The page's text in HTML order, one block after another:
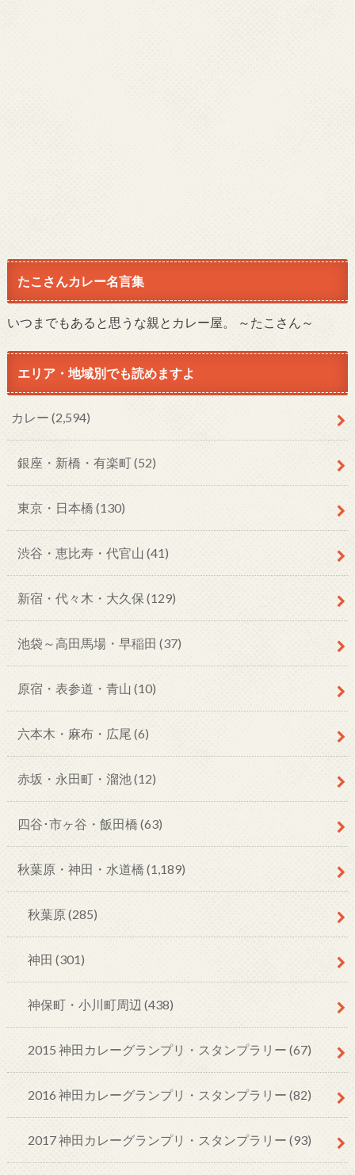
たこさんカレー名言集
いつまでもあると思うな親とカレー屋。 ～たこさん～
エリア・地域別でも読めますよ
カレー (2,594)
銀座・新橋・有楽町(52)
東京・日本橋 (130)
渋谷・恵比寿・代官山 (41)
新宿・代々木・大久保 (129)
池袋～高田馬場・早稲田 (37)
原宿・表参道・青山 (10)
六本木・麻布・広尾 (6)
赤坂・永田町・溜池(12)
四谷･市ヶ谷・飯田橋 (63)
秋葉原・神田・水道橋 (1,189)
秋葉原(285)
神田 (301)
神保町・小川町周辺 (438)
2015 神田カレーグランプリ・スタンプラリー (67)
2016 神田カレーグランプリ・スタンプラリー (82)
2017 神田カレーグランプリ・スタンプラリー (93)